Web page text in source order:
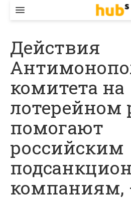
ЕКОНОМІКА
БІЗНЕС
СТАРТЕР
КОНТАКТИ
Действия
комитета на
лотерейном
помогают
российским